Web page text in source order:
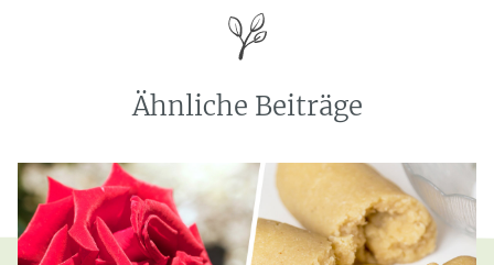
Ähnliche Beiträge